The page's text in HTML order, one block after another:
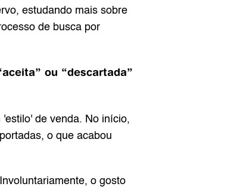
estudando mais sobre
de busca por
ou “descartada”
de venda. No início,
o que acabou
o gosto